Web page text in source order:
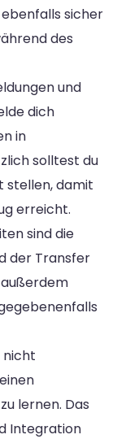
sicher
des
und
dich
in
solltest du
stellen, damit
erreicht.
sind die
der Transfer
nicht
lernen. Das
Integration